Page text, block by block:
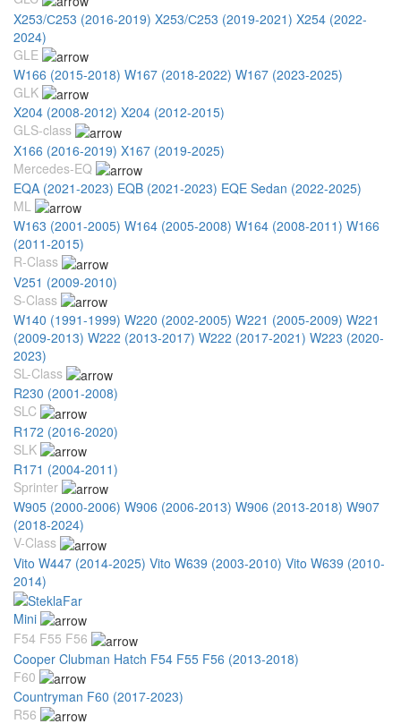
X253/С253 (2016-2019) X253/С253 (2019-2021) X254 (2022-
2024)
GLE
W166 (2015-2018) W167 (2018-2022) W167 (2023-2025)
GLK
X204 (2008-2012) X204 (2012-2015)
GLS-class
X166 (2016-2019) X167 (2019-2025)
Mercedes-EQ
EQA (2021-2023) EQB (2021-2023) EQE Sedan (2022-2025)
ML
W163 (2001-2005) W164 (2005-2008) W164 (2008-2011) W166
(2011-2015)
R-Class
V251 (2009-2010)
S-Class
W140 (1991-1999) W220 (2002-2005) W221 (2005-2009) W221
(2009-2013) W222 (2013-2017) W222 (2017-2021) W223 (2020-
2023)
SL-Class
R230 (2001-2008)
SLC
R172 (2016-2020)
SLK
R171 (2004-2011)
Sprinter
W905 (2000-2006) W906 (2006-2013) W906 (2013-2018) W907
(2018-2024)
V-Class
Vito W447 (2014-2025) Vito W639 (2003-2010) Vito W639 (2010-
2014)
Mini
F54 F55 F56
Cooper Clubman Hatch F54 F55 F56 (2013-2018)
F60
Countryman F60 (2017-2023)
R56